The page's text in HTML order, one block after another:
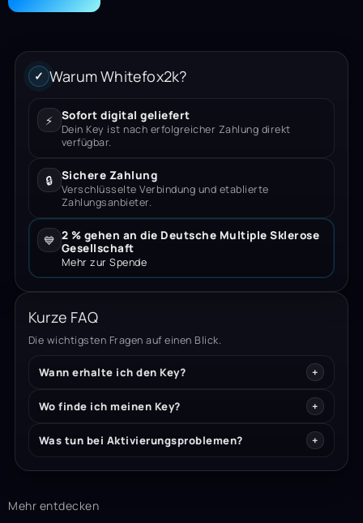
✓ Warum Whitefox2k?
⚡ Sofort digital geliefert
Dein Key ist nach erfolgreicher Zahlung direkt
verfügbar.
🔒 Sichere Zahlung
Verschlüsselte Verbindung und etablierte
Zahlungsanbieter.
💙 2 % gehen an die Deutsche Multiple Sklerose
Gesellschaft
Mehr zur Spende
Kurze FAQ
Die wichtigsten Fragen auf einen Blick.
Wann erhalte ich den Key?
Wo finde ich meinen Key?
Was tun bei Aktivierungsproblemen?
Mehr entdecken